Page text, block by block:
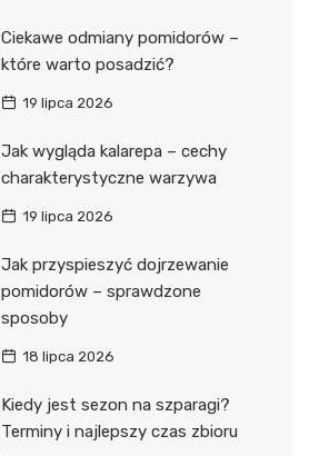
Ciekawe odmiany pomidorów –
które warto posadzić?
19 lipca 2026
Jak wygląda kalarepa – cechy
charakterystyczne warzywa
19 lipca 2026
Jak przyspieszyć dojrzewanie
pomidorów – sprawdzone
sposoby
18 lipca 2026
Kiedy jest sezon na szparagi?
Terminy i najlepszy czas zbioru